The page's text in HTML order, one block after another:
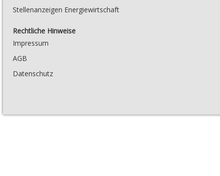
Stellenanzeigen Energiewirtschaft
Rechtliche Hinweise
Impressum
AGB
Datenschutz